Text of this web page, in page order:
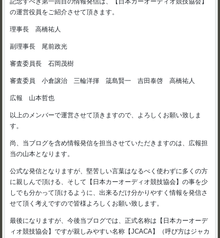
の運営役員をご紹介させて頂きます。
理事長 高橋祐人
副理事長 尾前政光
審査委員長 石岡茂樹
審査委員 小倉譲治 三輪洋揮 筬島賢一 吉田泰啓 高橋祐人
広報 山本哲也
以上のメンバーで運営させて頂きますので、よろしくお願い致しま
す。
尚、当ブログを含め情報発信を担当させていただきますのは、広報担
当の山本となります。
公式な発信となりますが、堅苦しい言葉はなるべく使わずに多くの方
に親しんで頂ける、そして【日本カーオーディオ競技協会】の事を少
しでも分かって頂けるように、出来るだけ分かりやすく情報を発信さ
せて頂く考えですので皆様よろしくお願い致します。
最後になりますが、今後当ブログでは、正式名称は【日本カーオーデ
ィオ競技協会】ですが親しみやすい名称【JCACA】（呼び方はジャカ